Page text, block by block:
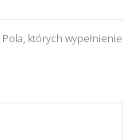
Pola, których wypełnienie